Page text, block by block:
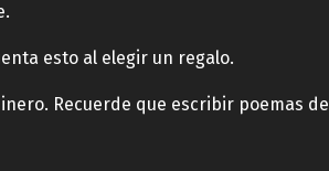
esto al elegir un regalo.
Recuerde que escribir poemas de